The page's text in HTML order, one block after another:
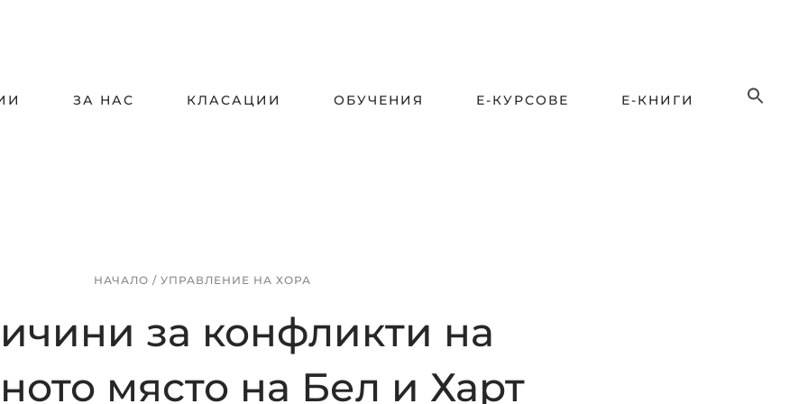
ЗА НАС КЛАСАЦИИ ОБУЧЕНИЯ Е-КУРСОВЕ Е-КНИГИ
НАЧАЛО / УПРАВЛЕНИЕ НА ХОРА
за конфликти на
място на Бел и Харт